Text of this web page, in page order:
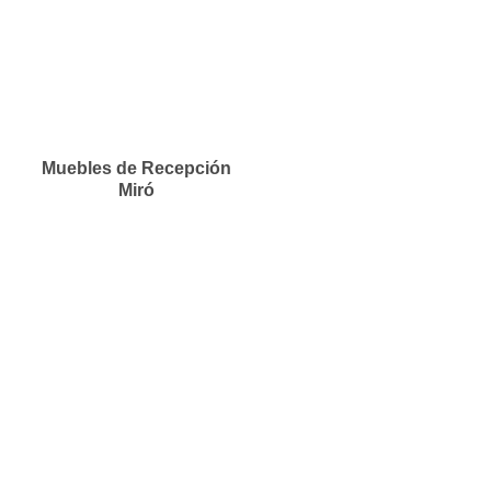
Muebles de Recepción
Miró